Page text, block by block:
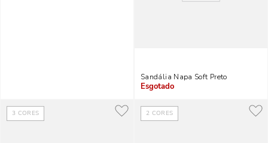
Sandália Napa Soft Preto
Indisponível
3 CORES 2 CORES